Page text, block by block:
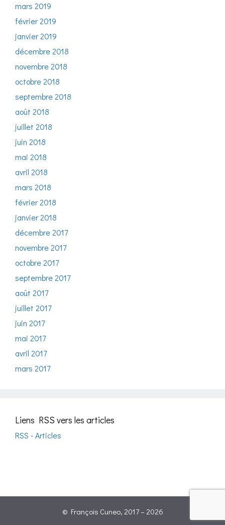
mars 2019
février 2019
janvier 2019
décembre 2018
novembre 2018
octobre 2018
septembre 2018
août 2018
juillet 2018
juin 2018
mai 2018
avril 2018
mars 2018
février 2018
janvier 2018
décembre 2017
novembre 2017
octobre 2017
septembre 2017
août 2017
juillet 2017
juin 2017
mai 2017
avril 2017
mars 2017
Liens RSS vers les articles
RSS - Articles
© François Cuneo, 2017 – 2026